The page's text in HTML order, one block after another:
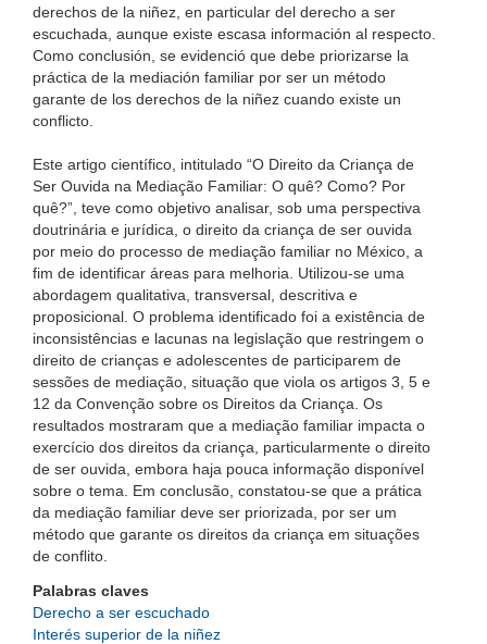
derechos de la niñez, en particular del derecho a ser
escuchada, aunque existe escasa información al respecto.
Como conclusión, se evidenció que debe priorizarse la
práctica de la mediación familiar por ser un método
garante de los derechos de la niñez cuando existe un
conflicto.
Este artigo científico, intitulado “O Direito da Criança de
Ser Ouvida na Mediação Familiar: O quê? Como? Por
quê?”, teve como objetivo analisar, sob uma perspectiva
doutrinária e jurídica, o direito da criança de ser ouvida
por meio do processo de mediação familiar no México, a
fim de identificar áreas para melhoria. Utilizou-se uma
abordagem qualitativa, transversal, descritiva e
proposicional. O problema identificado foi a existência de
inconsistências e lacunas na legislação que restringem o
direito de crianças e adolescentes de participarem de
sessões de mediação, situação que viola os artigos 3, 5 e
12 da Convenção sobre os Direitos da Criança. Os
resultados mostraram que a mediação familiar impacta o
exercício dos direitos da criança, particularmente o direito
de ser ouvida, embora haja pouca informação disponível
sobre o tema. Em conclusão, constatou-se que a prática
da mediação familiar deve ser priorizada, por ser um
método que garante os direitos da criança em situações
de conflito.
Palabras claves
Derecho a ser escuchado
Interés superior de la niñez